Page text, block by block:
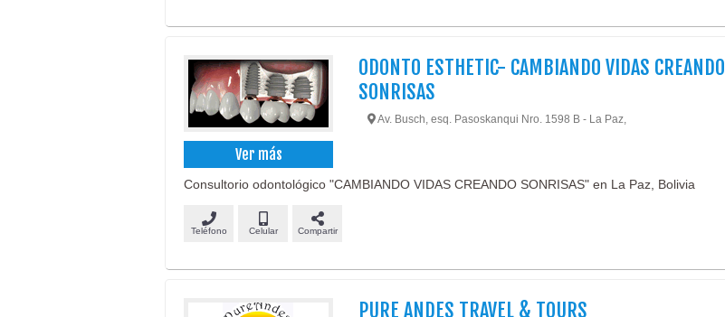
Ver más
ODONTO ESTHETIC- CAMBIANDO VIDAS CREANDO
SONRISAS
Av. Busch, esq. Pasoskanqui Nro. 1598 B - La Paz,
Consultorio odontológico "CAMBIANDO VIDAS CREANDO SONRISAS" en La Paz, Bolivia
Teléfono Celular Compartir
PURE ANDES TRAVEL & TOURS